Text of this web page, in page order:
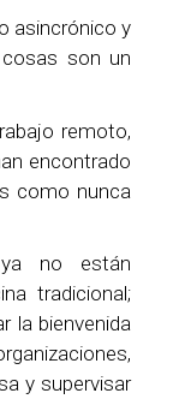
asincrónico y
son un
remoto,
encontrado
como nunca
no están
tradicional;
la bienvenida
y supervisar